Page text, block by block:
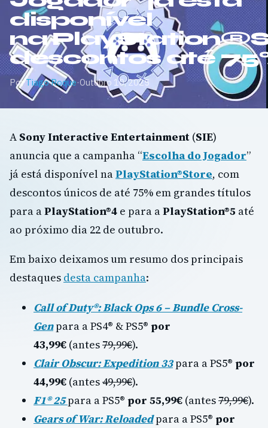
disponível
na
descontos até
PorTiago Roque·Outubro 10, 2025
A Sony Interactive Entertainment (SIE)
anuncia que a campanha “Escolha do Jogador”
já está disponível naPlayStation®Store, com
descontos únicos de até 75% em grandes títulos
para aPlayStation®4 e para aPlayStation®5 até
ao próximo dia 22 de outubro.
Em baixo deixamos um resumo dos principais
destaques desta campanha:
Call of Duty®: Black Ops 6 – Bundle Cross-
Genpara a PS4® & PS5® por
43,99€ (antes79,99€).
Clair Obscur: Expedition 33para a PS5® por
44,99€ (antes49,99€).
F1® 25para a PS5® por 55,99€ (antes79,99€).
Gears of War: Reloadedpara a PS5® por